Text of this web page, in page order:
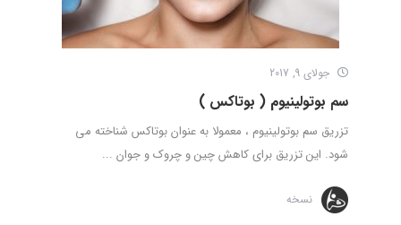
جولای 9, 2017
سم بوتولینیوم ( بوتاکس )
تزریق سم بوتولینیوم ، معمولا به عنوان بوتاکس شناخته می
شود. این تزریق برای کاهش چین و چروک و جوان ...
نسخه